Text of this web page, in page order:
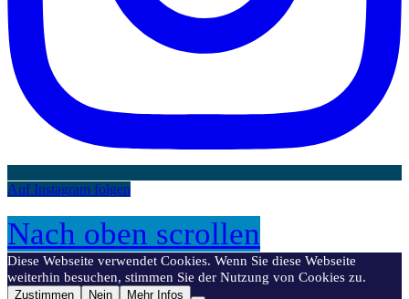
Auf Instagram folgen
Nach oben scrollen
Diese Webseite verwendet Cookies. Wenn Sie diese Webseite
weiterhin besuchen, stimmen Sie der Nutzung von Cookies zu.
Zustimmen Nein Mehr Infos